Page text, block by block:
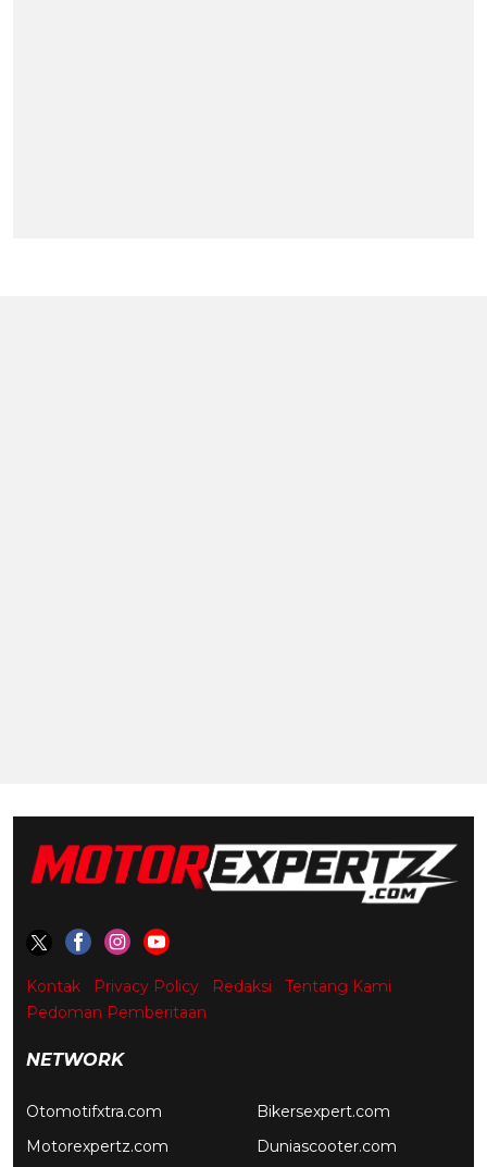
Kontak Privacy Policy Redaksi
Tentang Kami
Pedoman Pemberitaan
NETWORK
Otomotifxtra.com
Motorexpertz.com
Bikersexpert.com
Duniascooter.com